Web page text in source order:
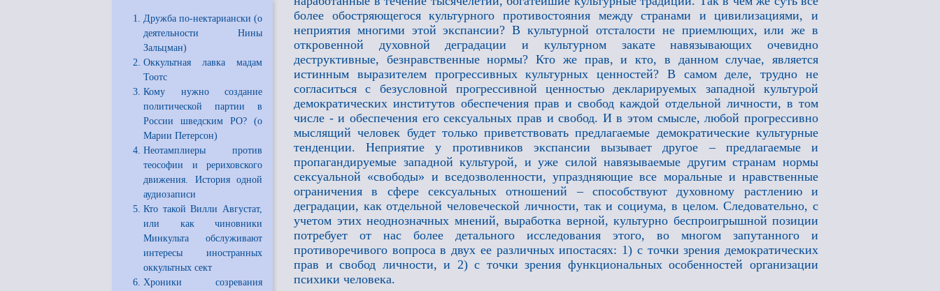
Дружба по-нектариански (о
деятельности Нины
Зальцман)
Оккультная лавка мадам
Тоотс
Кому нужно создание
политической партии в
России шведским РО? (о
Марии Петерсон)
Неотамплиеры против
теософии и рериховского
движения. История одной
аудиозаписи
Кто такой Вилли Августат,
или как чиновники
Минкульта обслуживают
интересы иностранных
оккультных сект
Хроники созревания
более обостряющегося культурного противостояния между странами и цивилизациями, и
неприятия многими этой экспансии? В культурной отсталости не приемлющих, или же в
откровенной духовной деградации и культурном закате навязывающих очевидно
деструктивные, безнравственные нормы? Кто же прав, и кто, в данном случае, является
истинным выразителем прогрессивных культурных ценностей? В самом деле, трудно не
согласиться с безусловной прогрессивной ценностью декларируемых западной культурой
демократических институтов обеспечения прав и свобод каждой отдельной личности, в том
числе - и обеспечения его сексуальных прав и свобод. И в этом смысле, любой прогрессивно
мыслящий человек будет только приветствовать предлагаемые демократические культурные
тенденции. Неприятие у противников экспансии вызывает другое – предлагаемые и
пропагандируемые западной культурой, и уже силой навязываемые другим странам нормы
сексуальной «свободы» и вседозволенности, упраздняющие все моральные и нравственные
ограничения в сфере сексуальных отношений – способствуют духовному растлению и
деградации, как отдельной человеческой личности, так и социума, в целом. Следовательно, с
учетом этих неоднозначных мнений, выработка верной, культурно беспроигрышной позиции
потребует от нас более детального исследования этого, во многом запутанного и
противоречивого вопроса в двух ее различных ипостасях: 1) с точки зрения демократических
прав и свобод личности, и 2) с точки зрения функциональных особенностей организации
психики человека.